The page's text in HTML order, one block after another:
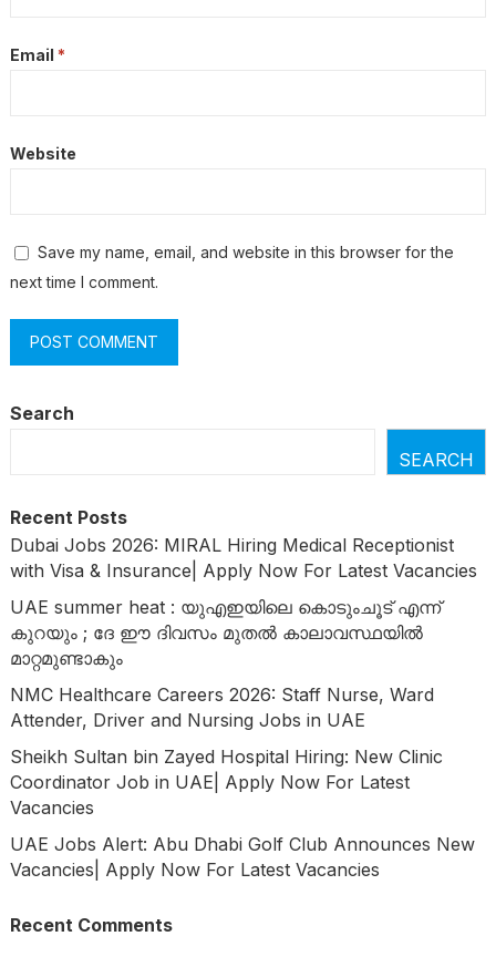
Email *
Website
Save my name, email, and website in this browser for the
next time I comment.
Search
SEARCH
Recent Posts
Dubai Jobs 2026: MIRAL Hiring Medical Receptionist
with Visa & Insurance| Apply Now For Latest Vacancies
UAE summer heat : യുഎഇയിലെ കൊടുംചൂട് എന്ന്
കുറയും ; ദേ ഈ ദിവസം മുതൽ കാലാവസ്ഥയിൽ
മാറ്റമുണ്ടാകും
NMC Healthcare Careers 2026: Staff Nurse, Ward
Attender, Driver and Nursing Jobs in UAE
Sheikh Sultan bin Zayed Hospital Hiring: New Clinic
Coordinator Job in UAE| Apply Now For Latest
Vacancies
UAE Jobs Alert: Abu Dhabi Golf Club Announces New
Vacancies| Apply Now For Latest Vacancies
Recent Comments